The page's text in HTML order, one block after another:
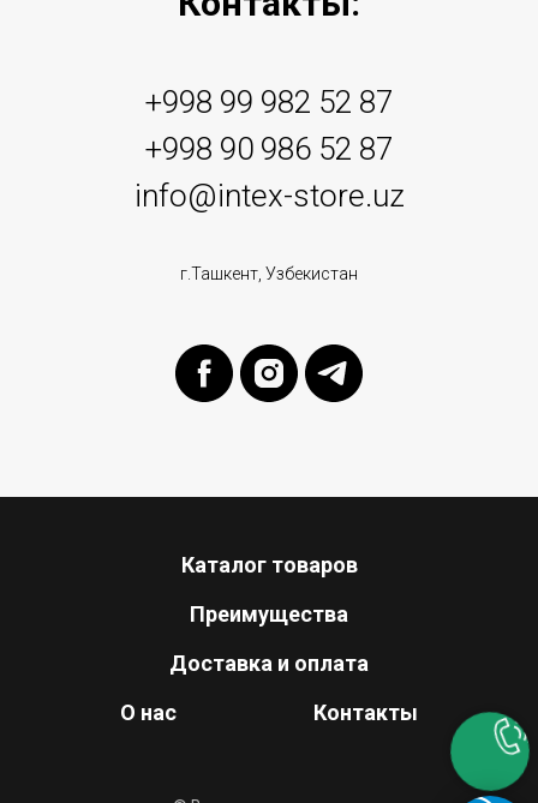
+998 99 982 52 87
+998 90 986 52 87
info@intex-store.uz
г.Ташкент, Узбекистан
Каталог товаров
Преимущества
Доставка и оплата
О нас
Контакты